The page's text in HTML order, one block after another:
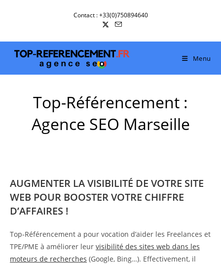
Contact : +33(0)750894640
Menu
Top-Référencement :
Agence SEO Marseille
AUGMENTER LA VISIBILITÉ DE VOTRE SITE
WEB POUR BOOSTER VOTRE CHIFFRE
D’AFFAIRES !
Top-Référencement a pour vocation d’aider les Freelances et
TPE/PME à améliorer leur visibilité des sites web dans les
moteurs de recherches (Google, Bing…). Effectivement, il